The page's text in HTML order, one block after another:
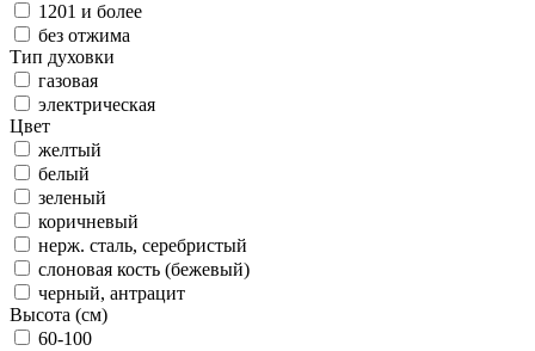
1201 и более
без отжима
Тип духовки
газовая
электрическая
Цвет
желтый
белый
зеленый
коричневый
нерж. сталь, серебристый
слоновая кость (бежевый)
черный, антрацит
Высота (см)
60-100